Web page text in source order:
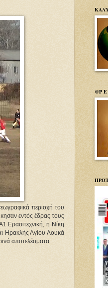
περιοχή του
εντός έδρας τους
Ερασιτεχνική, η Νίκη
Ηρακλής Αγίου Λουκά
αποτελέσματα:
@P